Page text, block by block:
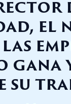
el
gana
su